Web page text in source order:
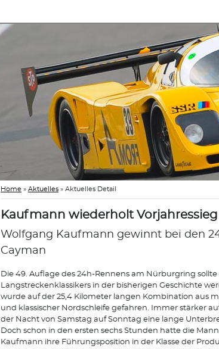
Home » Aktuelles » Aktuelles Detail
Kaufmann wiederholt
Wolfgang Kaufmann gewinnt bei den
Cayman
Die 49. Auflage des 24h-Rennens am Nürburgring
Langstreckenklassikers in der bisherigen Geschichte
wurde auf der 25,4 Kilometer langen Kombination aus
und klassischer Nordschleife gefahren. Immer stärker
der Nacht von Samstag auf Sonntag eine lange
Doch schon in den ersten sechs Stunden hatte die
Kaufmann ihre Führungsposition in der Klasse der